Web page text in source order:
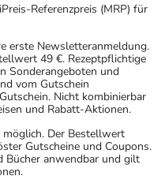
Referenzpreis (MRP) für
erste Newsletteranmeldung.
49 €. Rezeptpflichtige
Sonderangeboten und
vom Gutschein
Nicht kombinierbar
und Rabatt-Aktionen.
Der Bestellwert
Gutscheine und Coupons.
Bücher anwendbar und gilt